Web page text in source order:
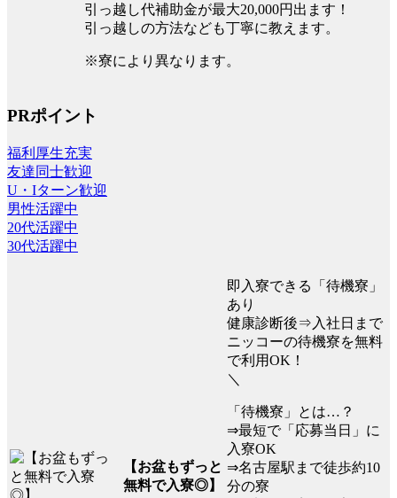
引っ越し代補助金が最大20,000円出ます！
引っ越しの方法なども丁寧に教えます。
※寮により異なります。
PRポイント
福利厚生充実
友達同士歓迎
U・Iターン歓迎
男性活躍中
20代活躍中
30代活躍中
【お盆もずっと
無料で入寮◎】
即入寮できる「待機寮」
あり
健康診断後⇒入社日まで
ニッコーの待機寮を無料
で利用OK！
＼
「待機寮」とは…？
⇒最短で「応募当日」に
入寮OK
⇒名古屋駅まで徒歩約10
分の寮